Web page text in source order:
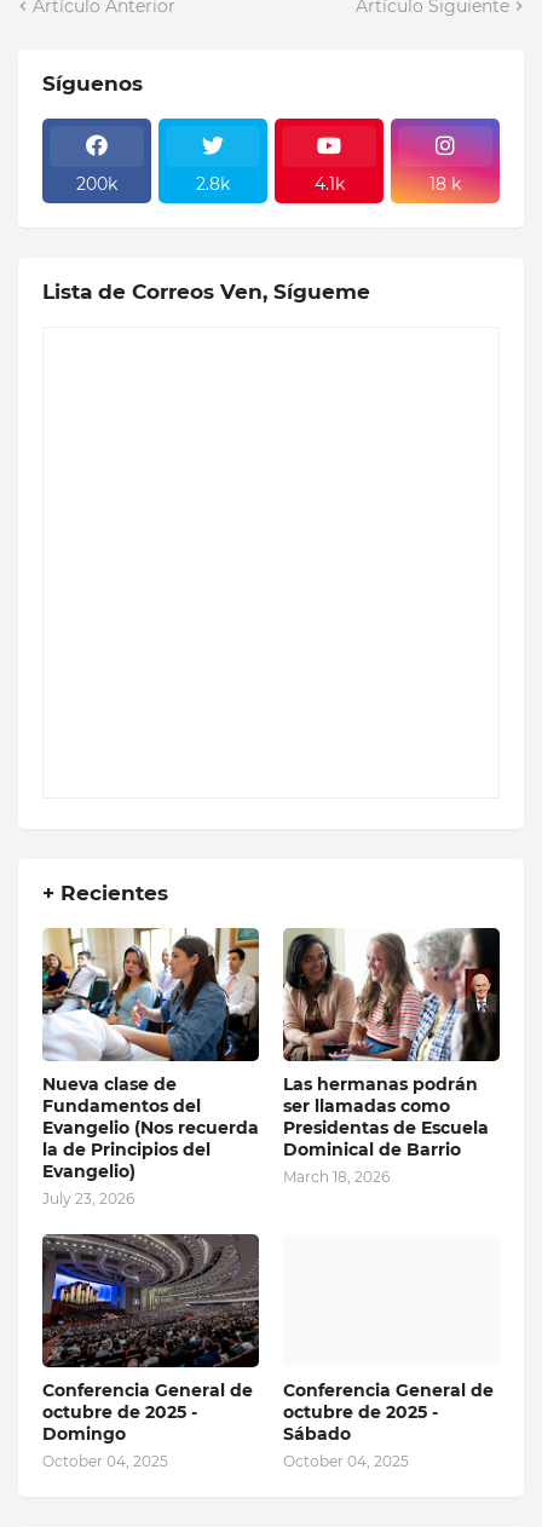
Artículo Anterior Artículo Siguiente
Síguenos
200k 2.8k 4.1k 18 k
Lista de Correos Ven, Sígueme
+ Recientes
Nueva clase de
Fundamentos del
Evangelio (Nos recuerda
la de Principios del
Evangelio)
July 23, 2026
Las hermanas podrán
ser llamadas como
Presidentas de Escuela
Dominical de Barrio
March 18, 2026
Conferencia General de
octubre de 2025 -
Domingo
October 04, 2025
Conferencia General de
octubre de 2025 -
Sábado
October 04, 2025